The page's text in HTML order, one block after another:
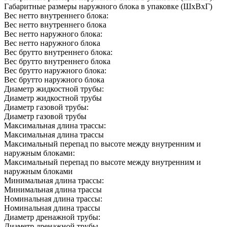
Габаритные размеры наружного блока в упаковке (ШxВxГ)
Вес нетто внутреннего блока:
Вес нетто внутреннего блока
Вес нетто наружного блока:
Вес нетто наружного блока
Вес брутто внутреннего блока:
Вес брутто внутреннего блока
Вес брутто наружного блока:
Вес брутто наружного блока
Диаметр жидкостной трубы:
Диаметр жидкостной трубы
Диаметр газовой трубы:
Диаметр газовой трубы
Максимальная длина трассы:
Максимальная длина трассы
Максимальный перепад по высоте между внутренним и
наружным блоками:
Максимальный перепад по высоте между внутренним и
наружным блоками
Минимальная длина трассы:
Минимальная длина трассы
Номинальная длина трассы:
Номинальная длина трассы
Диаметр дренажной трубы: